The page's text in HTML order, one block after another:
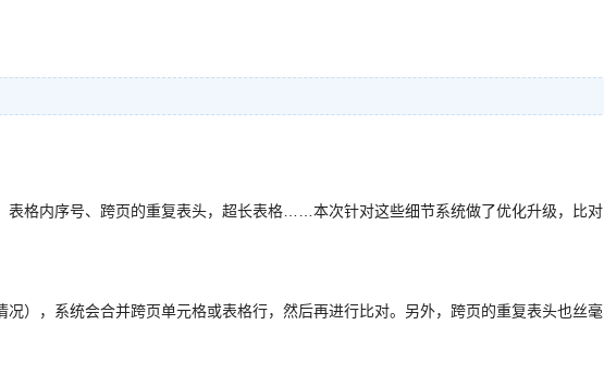
表格内序号、跨页的重复表头，超长表格……本次针对这些细节系统做了优化升级，比对
），系统会合并跨页单元格或表格行，然后再进行比对。另外，跨页的重复表头也丝毫